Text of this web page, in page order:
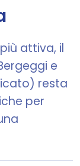
attiva, il
e
resta
per